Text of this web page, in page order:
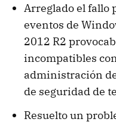
Arreglado el fallo
eventos de
2012 R2
incompatibles
administración
de seguridad de
Resuelto un